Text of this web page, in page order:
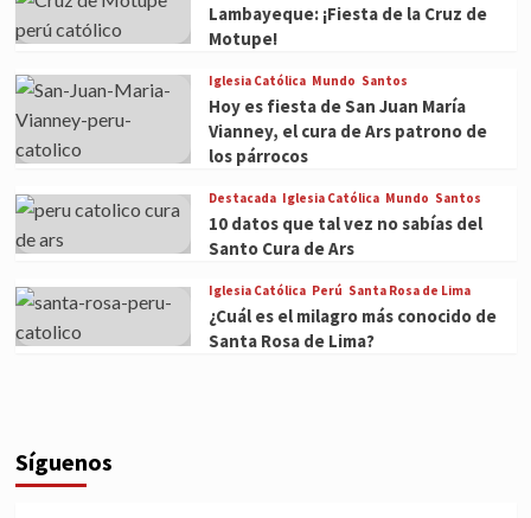
Lambayeque: ¡Fiesta de la Cruz de
Motupe!
Iglesia Católica Mundo Santos
Hoy es fiesta de San Juan María
Vianney, el cura de Ars patrono de
los párrocos
Destacada Iglesia Católica Mundo Santos
10 datos que tal vez no sabías del
Santo Cura de Ars
Iglesia Católica Perú Santa Rosa de Lima
¿Cuál es el milagro más conocido de
Santa Rosa de Lima?
Síguenos